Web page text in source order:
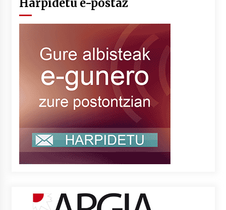
Harpidetu e-postaz